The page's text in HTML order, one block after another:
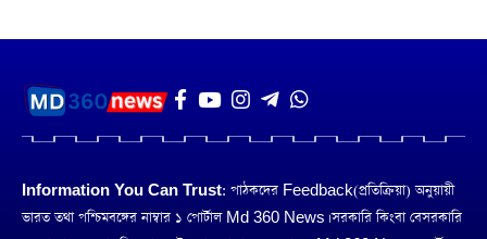
Information You Can Trust: পাঠকদের Feedback(প্রতিক্রিয়া) অনুয়ায়ী
ভারত তথা পশ্চিমবঙ্গের নাম্বার ১ পোর্টাল Md 360 News। সরকারি কিংবা বেসরকারি